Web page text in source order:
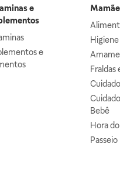
e
e
Higiene
Fraldas
Bebê
Hora
Passeio